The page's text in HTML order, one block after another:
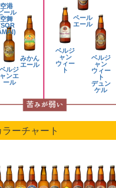
ペール
エール
みかん
エール
ベルジ
ャン
ウィー
ト
ベルジ
ャン
ウィー
ト
デュン
ケル
ベルジ
ャンエ
ール
空港
ール
空舞
ーチャート